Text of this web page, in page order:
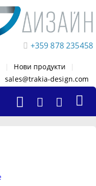
+359 878 235458
Нови продукти
sales@trakia-design.com